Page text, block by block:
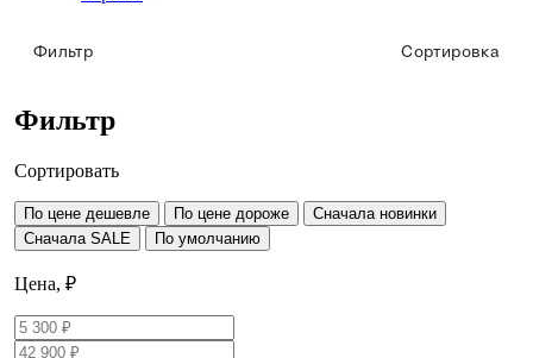
Фильтр Сортировка
Фильтр
Сортировать
По цене дешевле По цене дороже
Сначала новинки
Сначала SALE
По умолчанию
Цена, ₽